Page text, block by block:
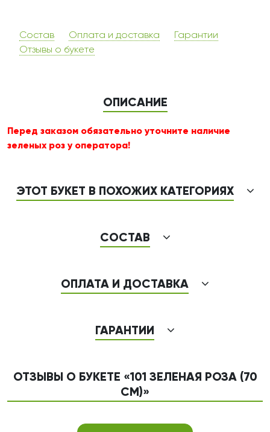
Состав Оплата и доставка
Гарантии
Отзывы о букете
ОПИСАНИЕ
Перед заказом обязательно уточните наличие
зеленых роз у оператора!
ЭТОТ БУКЕТ В ПОХОЖИХ КАТЕГОРИЯХ
СОСТАВ
ОПЛАТА И ДОСТАВКА
ГАРАНТИИ
ОТЗЫВЫ О БУКЕТЕ «101 ЗЕЛЕНАЯ РОЗА (70
СМ)»